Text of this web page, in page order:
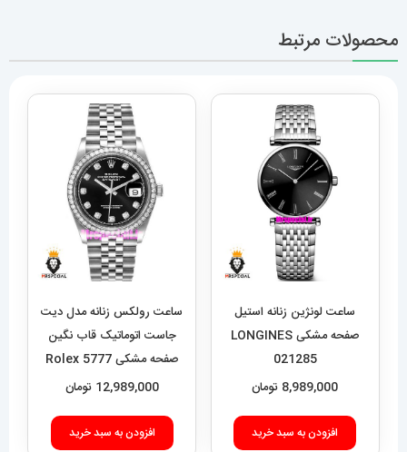
محصولات مرتبط
ساعت لونژین زنانه استیل
صفحه مشکی LONGINES
021285
8,989,000 تومان
افزودن به سبد خرید
ساعت رولکس زنانه مدل دیت
جاست اتوماتیک قاب نگین
صفحه مشکی 5777 Rolex
Datejust
12,989,000 تومان
افزودن به سبد خرید